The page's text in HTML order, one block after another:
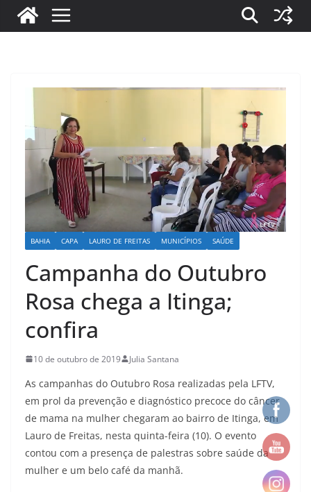
BAHIA CAPA LAURO DE FREITAS MUNICÍPIOS SAÚDE
Campanha do Outubro
Rosa chega a Itinga;
confira
10 de outubro de 2019 Julia Santana
As campanhas do Outubro Rosa realizadas pela LFTV,
em prol da prevenção e diagnóstico precoce do câncer
de mama na mulher chegaram ao bairro de Itinga, em
Lauro de Freitas, nesta quinta-feira (10). O evento
contou com a presença de palestras sobre saúde da
mulher e um belo café da manhã.